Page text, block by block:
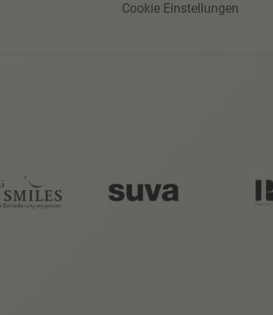
Cookie Einstellungen